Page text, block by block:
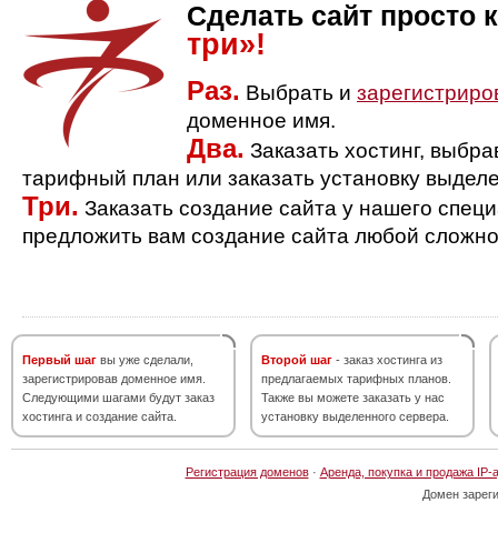
Сделать сайт просто
три»!
Раз. Выбрать и
доменное имя.
Два. Заказать хостинг,
тарифный план или заказать установку
Три. Заказать создание сайта у нашего
предложить вам создание сайта любой
Первый шаг вы уже сделали,
зарегистрировав доменное имя.
Следующими шагами будут заказ
хостинга и создание сайта.
Второй шаг - заказ хостинга из
предлагаемых тарифных планов.
Также вы можете заказать у нас
установку выделенного сервера.
Регистрация доменов· Аренда, покупка и продажа IP-
Домен